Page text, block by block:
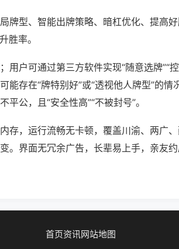
牌型、智能出牌策略、暗杠优化、提高好
胜率。
用户可通过第三方软件实现“随意选牌”“
能存在“牌特别好”或“透视他人牌型”的
公，且“安全性高”“不被封号”。
存，运行流畅无卡顿，覆盖川渝、两广
。界面无冗余广告，长辈易上手，亲友
首页资讯网站地图